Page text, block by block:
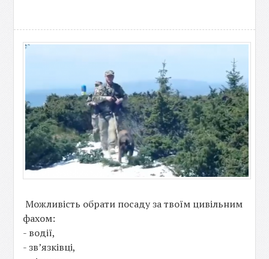
Можливість обрати посаду за твоїм цивільним
фахом:
- водії,
- зв’язківці,